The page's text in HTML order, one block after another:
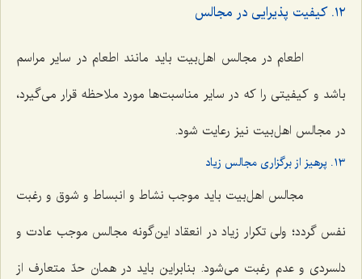
١٢. کیفیت پذیرایی در مجالس
اطعام در مجالس اهل‌بیت باید مانند اطعام در سایر مراسم
باشد و کیفیتی را که در سایر مناسبت‌ها مورد ملاحظه قرار می‌گیرد،
در مجالس اهل‌بیت نیز رعایت شود.
١٣. پرهیز از برگزاری مجالس زیاد
مجالس اهل‌بیت باید موجب نشاط و انبساط و شوق و رغبت
نفس گردد؛ ولی تکرار زیاد در انعقاد این‌گونه مجالس موجب عادت و
دلسردی و عدم رغبت می‌شود. بنابراین باید در همان حدّ متعارف از